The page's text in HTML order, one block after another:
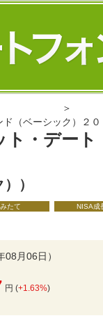
＞
（ベーシック）２０
・デー
）
たて
NISA成
08月06日）
円 (+1.63%)